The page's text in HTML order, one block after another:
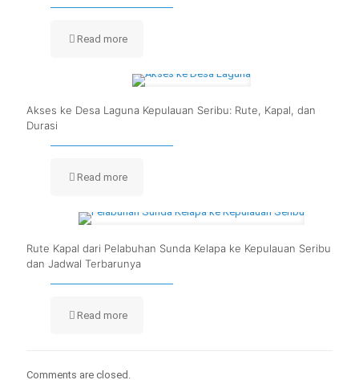
Read more
Akses ke Desa Laguna Kepulauan Seribu: Rute, Kapal, dan
Durasi
Read more
Rute Kapal dari Pelabuhan Sunda Kelapa ke Kepulauan Seribu
dan Jadwal Terbarunya
Read more
Comments are closed.